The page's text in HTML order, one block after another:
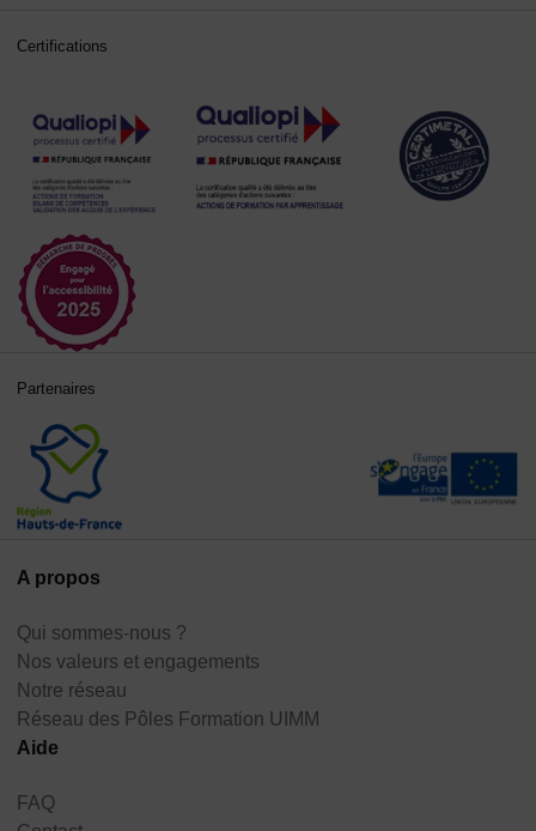
A propos
Qui sommes-nous ?
Nos valeurs et engagements
Notre réseau
Réseau des Pôles Formation UIMM
Aide
FAQ
Certifications
Partenaires